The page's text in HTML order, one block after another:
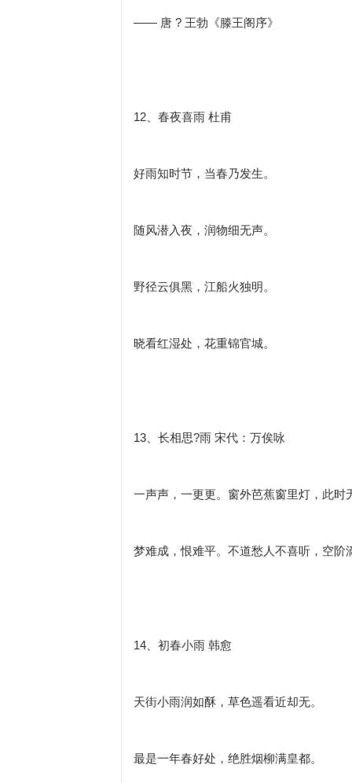
—— 唐 ? 王勃《滕王阁序》
12、春夜喜雨 杜甫
好雨知时节，当春乃发生。
随风潜入夜，润物细无声。
野径云俱黑，江船火独明。
晓看红湿处，花重锦官城。
13、长相思?雨 宋代：万俟咏
一声声，一更更。窗外芭蕉窗里灯，此时
梦难成，恨难平。不道愁人不喜听，空阶
14、初春小雨 韩愈
天街小雨润如酥，草色遥看近却无。
最是一年春好处，绝胜烟柳满皇都。